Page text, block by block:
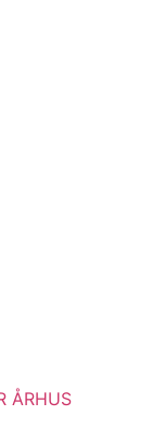
ÅRHUS